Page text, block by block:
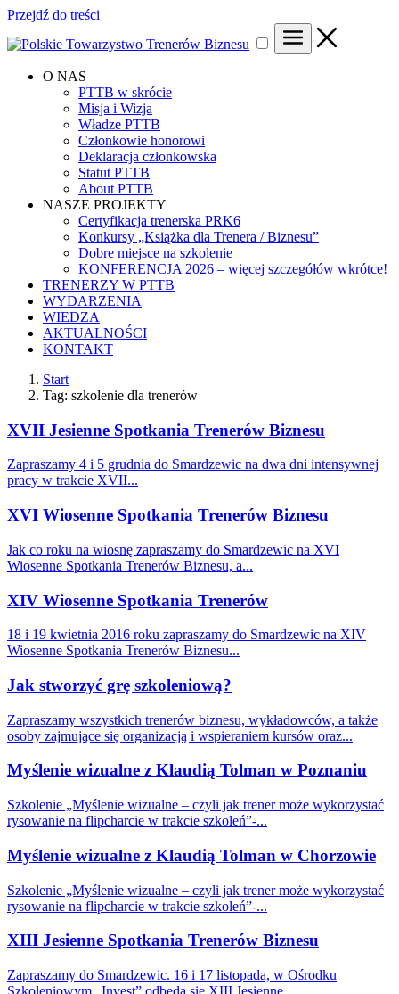
Przejdź do treści
O NAS
PTTB w skrócie
Misja i Wizja
Władze PTTB
Członkowie honorowi
Deklaracja członkowska
Statut PTTB
About PTTB
NASZE PROJEKTY
Certyfikacja trenerska PRK6
Konkursy „Książka dla Trenera / Biznesu”
Dobre miejsce na szkolenie
KONFERENCJA 2026 – więcej szczegółów wkrótce!
TRENERZY W PTTB
WYDARZENIA
WIEDZA
AKTUALNOŚCI
KONTAKT
Start
Tag: szkolenie dla trenerów
XVII Jesienne Spotkania Trenerów Biznesu
Zapraszamy 4 i 5 grudnia do Smardzewic na dwa dni intensywnej
pracy w trakcie XVII...
XVI Wiosenne Spotkania Trenerów Biznesu
Jak co roku na wiosnę zapraszamy do Smardzewic na XVI
Wiosenne Spotkania Trenerów Biznesu, a...
XIV Wiosenne Spotkania Trenerów
18 i 19 kwietnia 2016 roku zapraszamy do Smardzewic na XIV
Wiosenne Spotkania Trenerów Biznesu...
Jak stworzyć grę szkoleniową?
Zapraszamy wszystkich trenerów biznesu, wykładowców, a także
osoby zajmujące się organizacją i wspieraniem kursów oraz...
Myślenie wizualne z Klaudią Tolman w Poznaniu
Szkolenie „Myślenie wizualne – czyli jak trener może wykorzystać
rysowanie na flipcharcie w trakcie szkoleń”-...
Myślenie wizualne z Klaudią Tolman w Chorzowie
Szkolenie „Myślenie wizualne – czyli jak trener może wykorzystać
rysowanie na flipcharcie w trakcie szkoleń”-...
XIII Jesienne Spotkania Trenerów Biznesu
Zapraszamy do Smardzewic. 16 i 17 listopada, w Ośrodku
Szkoleniowym „Invest” odbędą się XIII Jesienne...